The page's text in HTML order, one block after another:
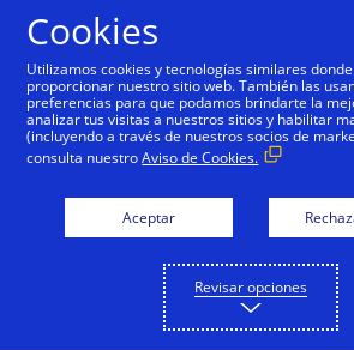
CB
Visa trabajan
Revolucionar
B2B
Con Visa B2B Connect,
transformar los
Cookies
Utilizamos cookies y tecnologías similares
proporcionar nuestro sitio web. También las
preferencias para que podamos brindarte la
analizar tus visitas a nuestros sitios y habilitar
(incluyendo a través de nuestros socios de
consulta nuestroAviso de Cookies.
Aceptar
Revisar opciones